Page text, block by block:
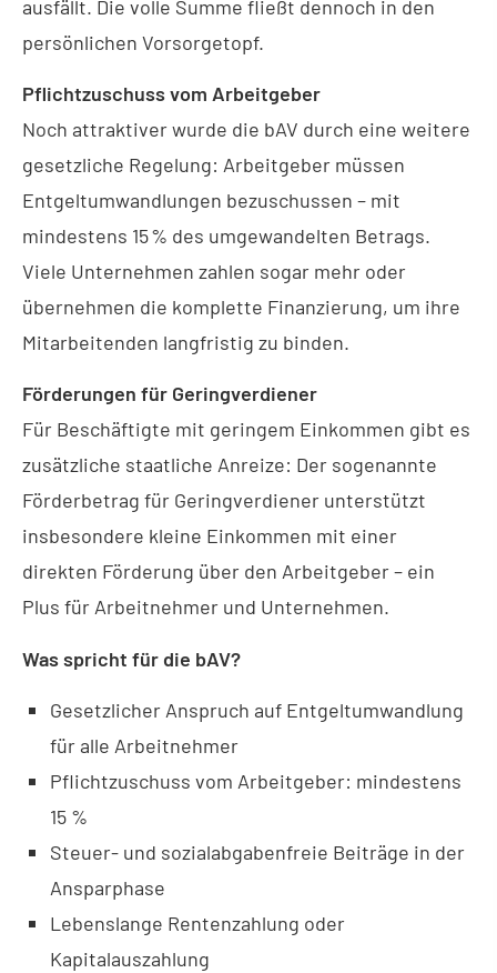
ausfällt. Die volle Summe fließt dennoch in den
persönlichen Vorsorgetopf.
Pflichtzuschuss vom Arbeitgeber
Noch attraktiver wurde die bAV durch eine weitere
gesetzliche Regelung: Arbeitgeber müssen
Entgeltumwandlungen bezuschussen – mit
mindestens 15 % des umgewandelten Betrags.
Viele Unternehmen zahlen sogar mehr oder
übernehmen die komplette Finanzierung, um ihre
Mitarbeitenden langfristig zu binden.
Förderungen für Geringverdiener
Für Beschäftigte mit geringem Einkommen gibt es
zusätzliche staatliche Anreize: Der sogenannte
Förderbetrag für Geringverdiener unterstützt
insbesondere kleine Einkommen mit einer
direkten Förderung über den Arbeitgeber – ein
Plus für Arbeitnehmer und Unternehmen.
Was spricht für die bAV?
Gesetzlicher Anspruch auf Entgeltumwandlung
für alle Arbeitnehmer
Pflichtzuschuss vom Arbeitgeber: mindestens
15 %
Steuer- und sozialabgabenfreie Beiträge in der
Ansparphase
Lebenslange Rentenzahlung oder
Kapitalauszahlung